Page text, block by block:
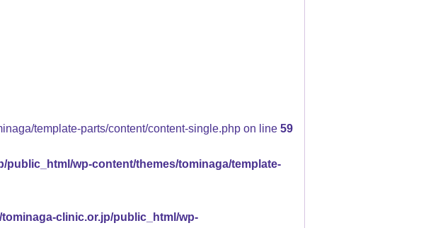
template-parts/content/content-single.php on line 59
public_html/wp-content/themes/tominaga/template-
tominaga-clinic.or.jp/public_html/wp-